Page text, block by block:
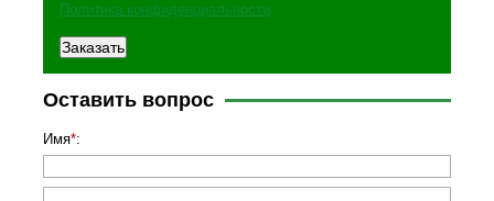
Политика конфиденциальности
Оставить вопрос
Имя*: